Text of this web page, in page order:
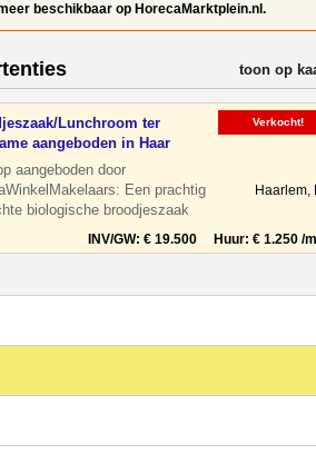
beschikbaar op HorecaMarktplein.nl.
verfijn
toon op
Lunchroom ter
aangeboden in Haar
aangeboden door
Een prachtig
biologische broodjeszaak
midden in het centrum van
tussen de le
Haarlem,
INV/GW: € 19.500 Huur: € 1.250 /
Verkocht!